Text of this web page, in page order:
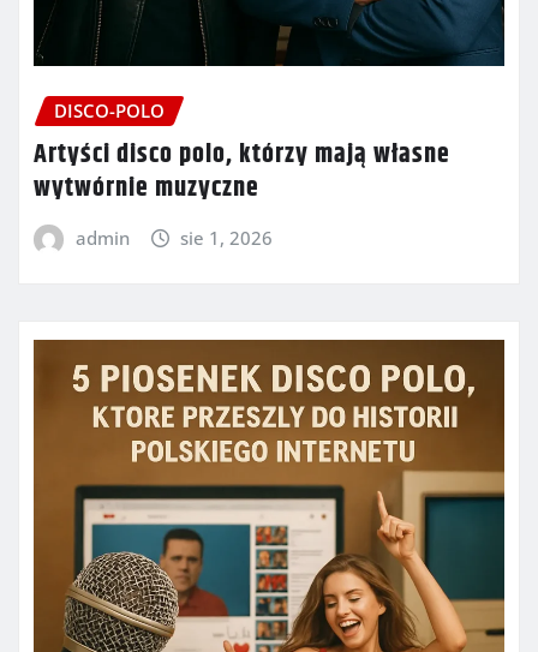
DISCO-POLO
Artyści disco polo, którzy mają własne
wytwórnie muzyczne
admin sie 1, 2026